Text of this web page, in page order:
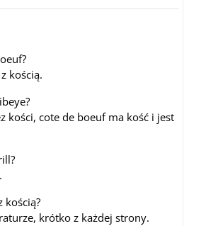
kością.
kości, cote de boeuf ma kość i jest
kością?
krótko z każdej strony.